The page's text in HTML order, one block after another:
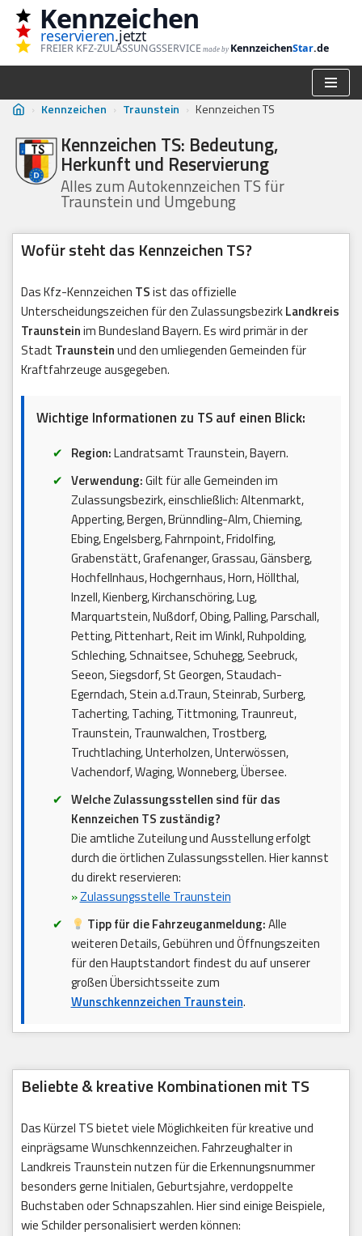
Zum
Inhalt
Kennzeichen
reservieren.jetzt
FREIER KFZ-ZULASSUNGSSERVICE made by KennzeichenStar.de
› Kennzeichen › Traunstein › Kennzeichen TS
Kennzeichen TS: Bedeutung,
Herkunft und Reservierung
Alles zum Autokennzeichen TS für
Traunstein und Umgebung
Wofür steht das Kennzeichen TS?
Das Kfz-Kennzeichen TSist das offizielle
Unterscheidungszeichen für den ZulassungsbezirkLandkreis
Traunsteinim Bundesland Bayern. Es wird primär in der
Stadt Traunsteinund den umliegenden Gemeinden für
Kraftfahrzeuge ausgegeben.
Wichtige Informationen zu TS auf einen Blick:
Region:Landratsamt Traunstein, Bayern.
Verwendung:Gilt für alle Gemeinden im
Zulassungsbezirk, einschließlich: Altenmarkt,
Apperting, Bergen, Brünndling-Alm, Chieming,
Ebing, Engelsberg, Fahrnpoint, Fridolfing,
Grabenstätt, Grafenanger, Grassau, Gänsberg,
Hochfellnhaus, Hochgernhaus, Horn, Höllthal,
Inzell, Kienberg, Kirchanschöring, Lug,
Marquartstein, Nußdorf, Obing, Palling, Parschall,
Petting, Pittenhart, Reit im Winkl, Ruhpolding,
Schleching, Schnaitsee, Schuhegg, Seebruck,
Seeon, Siegsdorf, St Georgen, Staudach-
Egerndach, Stein a.d.Traun, Steinrab, Surberg,
Tacherting, Taching, Tittmoning, Traunreut,
Traunstein, Traunwalchen, Trostberg,
Truchtlaching, Unterholzen, Unterwössen,
Vachendorf, Waging, Wonneberg, Übersee.
Welche Zulassungsstellen sind für das
Kennzeichen TS zuständig?
Die amtliche Zuteilung und Ausstellung erfolgt
durch die örtlichen Zulassungsstellen. Hier kannst
du direkt reservieren:
»Zulassungsstelle Traunstein
Tipp für die Fahrzeuganmeldung:Alle
weiteren Details, Gebühren und Öffnungszeiten
für den Hauptstandort findest du auf unserer
großen Übersichtsseite zum
Wunschkennzeichen Traunstein.
Beliebte & kreative Kombinationen mit TS
Das Kürzel TS bietet viele Möglichkeiten für kreative und
einprägsame Wunschkennzeichen. Fahrzeughalter in
Landkreis Traunstein nutzen für die Erkennungsnummer
besonders gerne Initialen, Geburtsjahre, verdoppelte
Buchstaben oder Schnapszahlen. Hier sind einige Beispiele,
wie Schilder personalisiert werden können: